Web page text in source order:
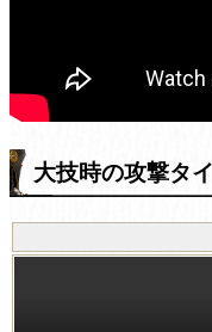
大技時の攻撃タ